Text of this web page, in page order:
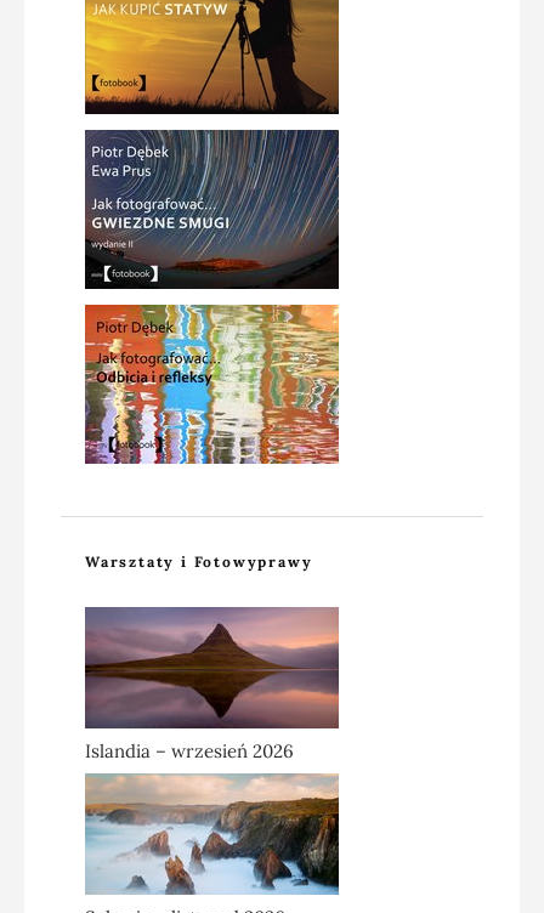
Warsztaty i Fotowyprawy
Islandia – wrzesień 2026